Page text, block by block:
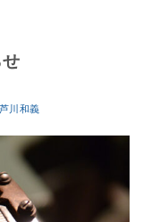
芦川和義